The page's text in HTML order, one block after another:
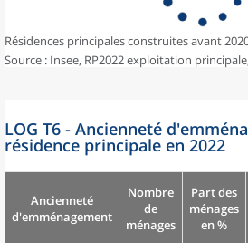
Résidences principales construites avant
Source : Insee, RP2022 exploitation
LOG T6 - Ancienneté
résidence principale en 2022
Ancienneté
d'emménagement
Nombre
de
ménages
Part des
ménages
en %